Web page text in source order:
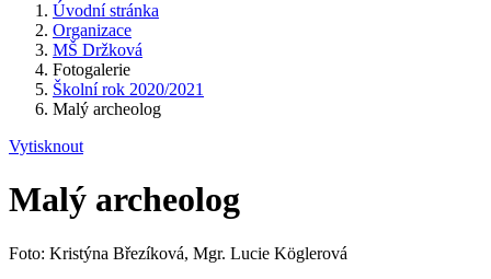
Úvodní stránka
Organizace
MŠ Držková
Fotogalerie
Školní rok 2020/2021
Malý archeolog
Vytisknout
Malý archeolog
Foto: Kristýna Březíková, Mgr. Lucie Köglerová